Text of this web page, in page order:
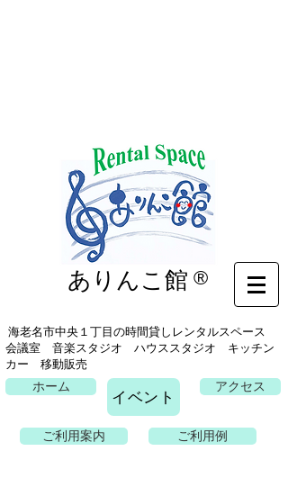
イベント
ありんこ館 ®
海老名市中央１丁目の時間貸しレンタルスペース
会議室 音楽スタジオ ハウススタジオ キッチン
カー 移動販売
ホーム
イベント
アクセス
ご利用案内 ご利用例